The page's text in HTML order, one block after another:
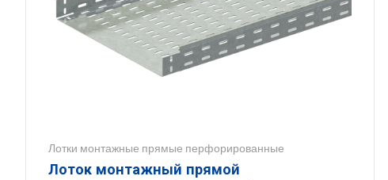
Лотки монтажные прямые перфорированные
Лоток монтажный прямой